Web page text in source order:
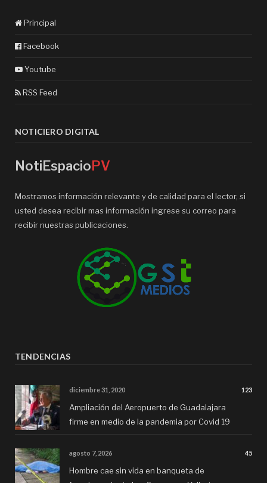
Principal
Facebook
Youtube
RSS Feed
NOTICIERO DIGITAL
NotiEspacioPV
Mostramos información relevante y de calidad para el lector, si
usted desea recibir mas información ingrese su correo para
recibir nuestras publicaciones.
TENDENCIAS
diciembre 31, 2020 123
Ampliación del Aeropuerto de Guadalajara
firme en medio de la pandemia por Covid 19
agosto 7, 2026 45
Hombre cae sin vida en banqueta de